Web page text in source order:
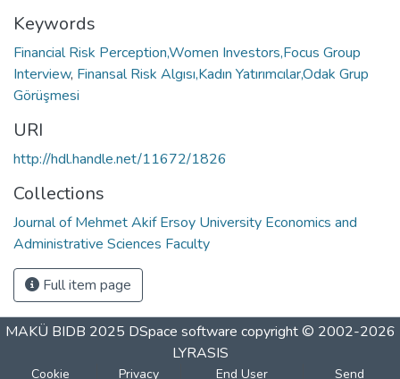
Keywords
Financial Risk Perception,Women Investors,Focus Group
Interview, Finansal Risk Algısı,Kadın Yatırımcılar,Odak Grup
Görüşmesi
URI
http://hdl.handle.net/11672/1826
Collections
Journal of Mehmet Akif Ersoy University Economics and
Administrative Sciences Faculty
Full item page
MAKÜ BIDB 2025 DSpace software copyright © 2002-2026
LYRASIS
Cookie Privacy End User Send